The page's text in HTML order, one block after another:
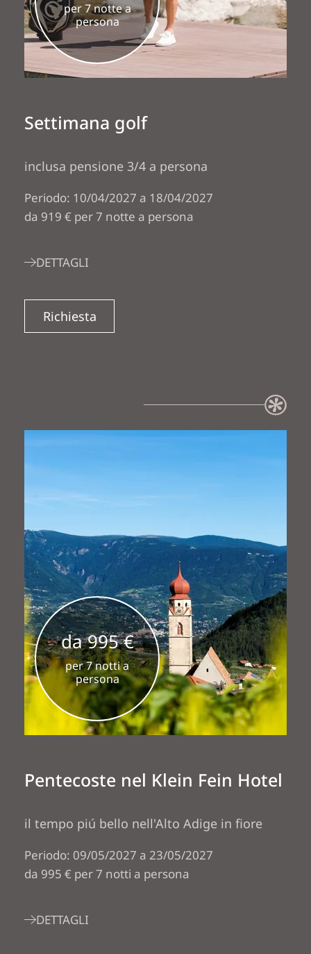
Settimana golf
inclusa pensione 3/4 a persona
Periodo: 10/04/2027 a 18/04/2027
da 919 € per 7 notte a persona
DETTAGLI
Richiesta
per 7 notte a
persona
Pentecoste nel Klein Fein Hotel
il tempo piú bello nell'Alto Adige in fiore
Periodo: 09/05/2027 a 23/05/2027
da 995 € per 7 notti a persona
DETTAGLI
da 995 €
per 7 notti a
persona